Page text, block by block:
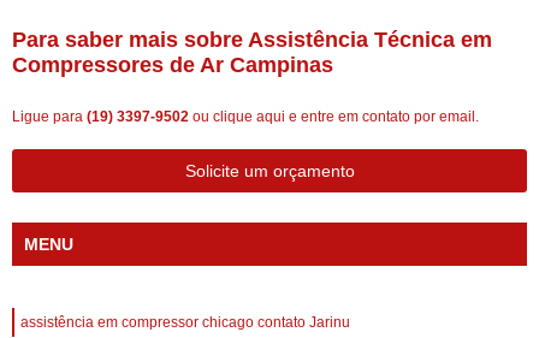
Para saber mais sobre Assistência Técnica em
Compressores de Ar Campinas
Ligue para (19) 3397-9502 ou clique aqui e entre em contato por email.
Solicite um orçamento
MENU
assistência em compressor chicago contato Jarinu